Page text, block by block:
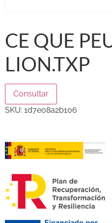
CE QUE
LION.TXP
Consultar
SKU: 1d7e08a2b106